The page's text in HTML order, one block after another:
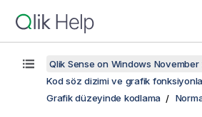
Qlik Sense on Windows November
Kod söz dizimi ve grafik
Grafik düzeyinde kodlama